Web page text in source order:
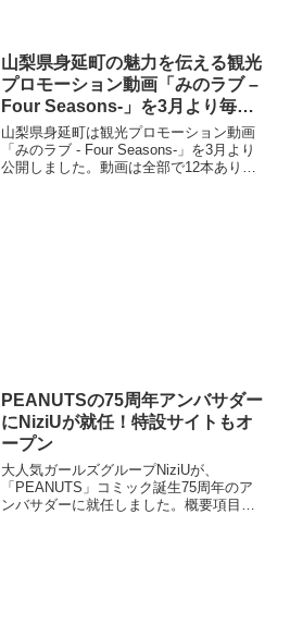
山梨県身延町の魅力を伝える観光
プロモーション動画「みのラブ –
Four Seasons-」を3月より毎月1
本新作公開！
山梨県身延町は観光プロモーション動画
「みのラブ - Four Seasons-」を3月より
公開しました。動画は全部で12本あり、
PEANUTSの75周年アンバサダー
にNiziUが就任！特設サイトもオ
ープン
大人気ガールズグループNiziUが、
「PEANUTS」コミック誕生75周年のア
ンバサダーに就任しました。概要項目